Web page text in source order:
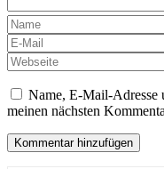
Name, E-Mail-Adresse
meinen nächsten